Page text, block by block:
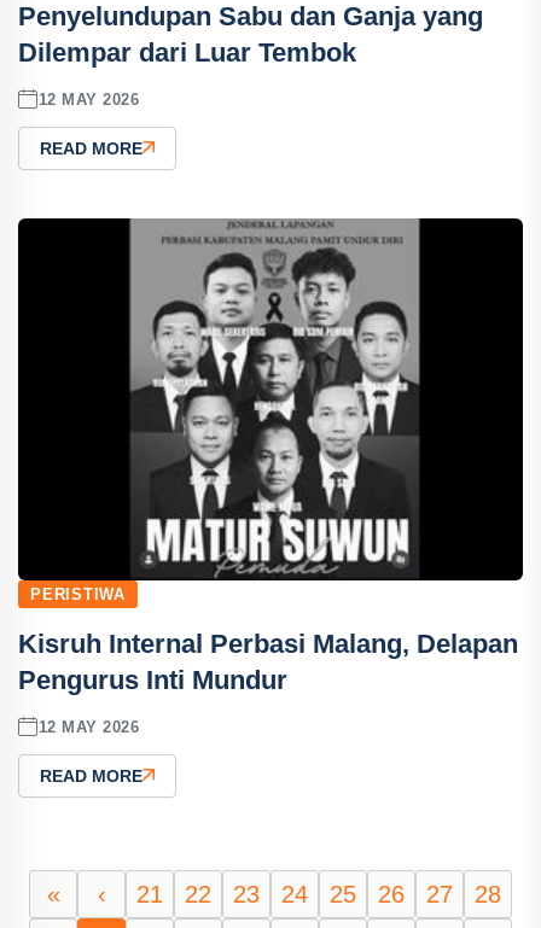
Penyelundupan Sabu dan Ganja yang
Dilempar dari Luar Tembok
12 MAY 2026
READ MORE
PERISTIWA
Kisruh Internal Perbasi Malang, Delapan
Pengurus Inti Mundur
12 MAY 2026
READ MORE
« ‹ 21 22 23 24 25 26 27
28